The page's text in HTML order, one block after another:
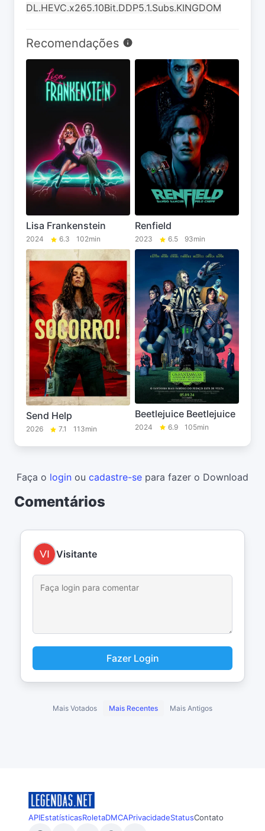
DL.HEVC.x265.10Bit.DDP5.1.Subs.KINGDOM
Recomendações
Lisa Frankenstein
2024 6.3 102min
Renfield
2023 6.5 93min
Send Help
2026 7.1 113min
Beetlejuice Beetlejuice
2024 6.9 105min
Faça o login ou cadastre-se para fazer o Download
Comentários
Visitante
Fazer Login
Mais Votados Mais Recentes Mais Antigos
APIEstatísticasRoletaDMCAPrivacidadeStatusContato